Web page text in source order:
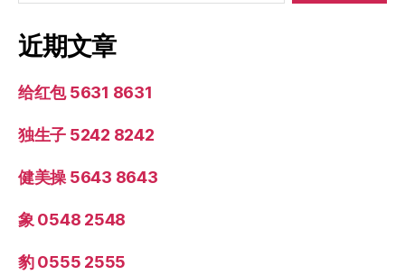
近期文章
给红包 5631 8631
独生子 5242 8242
健美操 5643 8643
象 0548 2548
豹 0555 2555